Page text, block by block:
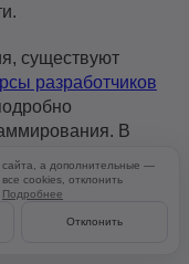
существуют
разработчиков
В
вам
современные
а дополнительные —
cookies, отклонить
Подробнее
Отклонить